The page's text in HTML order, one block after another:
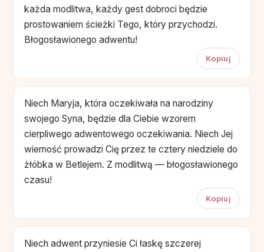
każda modlitwa, każdy gest dobroci będzie
prostowaniem ścieżki Tego, który przychodzi.
Błogosławionego adwentu!
Kopiuj
Niech Maryja, która oczekiwała na narodziny
swojego Syna, będzie dla Ciebie wzorem
cierpliwego adwentowego oczekiwania. Niech Jej
wierność prowadzi Cię przez te cztery niedziele do
żłóbka w Betlejem. Z modlitwą — błogosławionego
czasu!
Kopiuj
Niech adwent przyniesie Ci łaskę szczerej